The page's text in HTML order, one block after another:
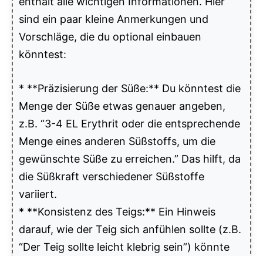
sind ein paar kleine Anmerkungen und
Vorschläge, die du optional einbauen
könntest:
* **Präzisierung der Süße:** Du könntest die
Menge der Süße etwas genauer angeben,
z.B. “3-4 EL Erythrit oder die entsprechende
Menge eines anderen Süßstoffs, um die
gewünschte Süße zu erreichen.” Das hilft, da
die Süßkraft verschiedener Süßstoffe
variiert.
* **Konsistenz des Teigs:** Ein Hinweis
darauf, wie der Teig sich anfühlen sollte (z.B.
“Der Teig sollte leicht klebrig sein”) könnte